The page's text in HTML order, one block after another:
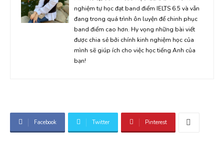
nghiệm tự học đạt band điểm IELTS 6.5 và vẫn
đang trong quá trình ôn luyện để chinh phục
band điểm cao hơn. Hy vọng những bài viết
được chia sẻ bởi chính kinh nghiệm học của
mình sẽ giúp ích cho việc học tiếng Anh của
bạn!
Facebook Twitter Pinterest